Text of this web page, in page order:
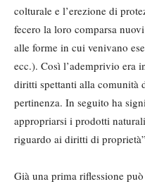
colturale e l’erezione di
fecero la loro comparsa
alle forme in cui venivano
ecc.). Così l’ademprivio era
diritti spettanti alla comunità
pertinenza. In seguito ha
appropriarsi i prodotti
riguardo ai diritti di proprietà”
Già una prima riflessione